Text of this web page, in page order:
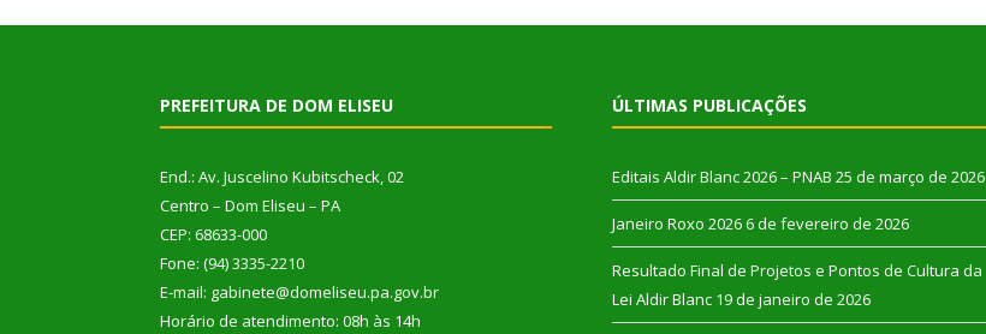
PREFEITURA DE DOM ELISEU
End.: Av. Juscelino Kubitscheck, 02
Centro – Dom Eliseu – PA
CEP: 68633-000
Fone: (94) 3335-2210
E-mail: gabinete@domeliseu.pa.gov.br
Horário de atendimento: 08h às 14h
ÚLTIMAS PUBLICAÇÕES
Editais Aldir Blanc 2026 – PNAB 25 de março de 2026
Janeiro Roxo 2026 6 de fevereiro de 2026
Resultado Final de Projetos e Pontos de Cultura da
Lei Aldir Blanc 19 de janeiro de 2026